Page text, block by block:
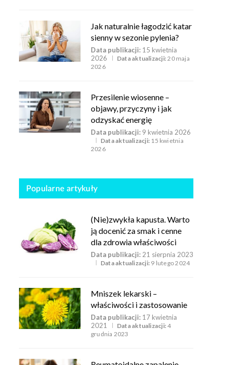
Jak naturalnie łagodzić katar
sienny w sezonie pylenia?
Data publikacji: 15 kwietnia
2026
Data aktualizacji:20 maja
2026
Przesilenie wiosenne –
objawy, przyczyny i jak
odzyskać energię
Data publikacji: 9 kwietnia 2026
Data aktualizacji: 15 kwietnia
2026
Popularne artykuły
(Nie)zwykła kapusta. Warto
ją docenić za smak i cenne
dla zdrowia właściwości
Data publikacji: 21 sierpnia 2023
Data aktualizacji: 9 lutego 2024
Mniszek lekarski –
właściwości i zastosowanie
Data publikacji: 17 kwietnia
2021
Data aktualizacji:4
grudnia 2023